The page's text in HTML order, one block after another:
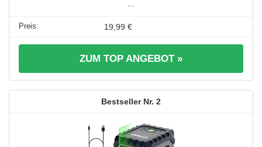
19,99 €
ZUM TOP ANGEBOT »
2